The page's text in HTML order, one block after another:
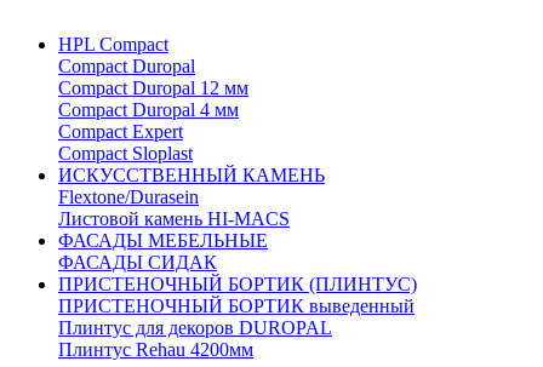
HPL Compact
Compact Duropal
Compact Duropal 12 мм
Compact Duropal 4 мм
Compact Expert
Compact Sloplast
ИСКУССТВЕННЫЙ КАМЕНЬ
Flextone/Durasein
Листовой камень HI-MACS
ФАСАДЫ МЕБЕЛЬНЫЕ
ФАСАДЫ СИДАК
ПРИСТЕНОЧНЫЙ БОРТИК (ПЛИНТУС)
ПРИСТЕНОЧНЫЙ БОРТИК выведенный
Плинтус для декоров DUROPAL
Плинтус Rehau 4200мм